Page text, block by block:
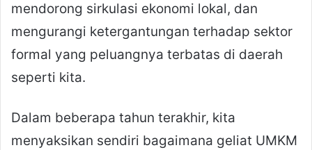
mendorong sirkulasi ekonomi lokal, dan
mengurangi ketergantungan terhadap sektor
formal yang peluangnya terbatas di daerah
seperti kita.
Dalam beberapa tahun terakhir, kita
menyaksikan sendiri bagaimana geliat UMKM